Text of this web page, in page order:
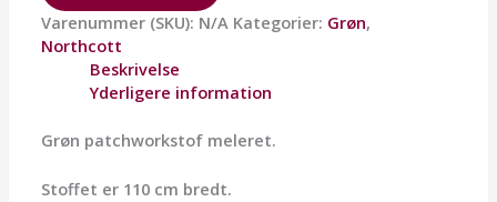
Varenummer (SKU): N/A Kategorier: Grøn,
Northcott
Beskrivelse
Yderligere information
Grøn patchworkstof meleret.
Stoffet er 110 cm bredt.